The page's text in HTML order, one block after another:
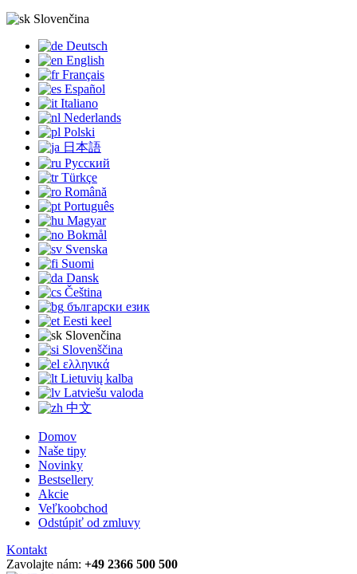
Slovenčina
Deutsch
English
Français
Español
Italiano
Nederlands
Polski
日本語
Русский
Türkçe
Română
Português
Magyar
Bokmål
Svenska
Suomi
Dansk
Čeština
български език
Eesti keel
Slovenčina
Slovenščina
ελληνικά
Lietuvių kalba
Latviešu valoda
中文
Domov
Naše tipy
Novinky
Bestsellery
Akcie
Veľkoobchod
Odstúpiť od zmluvy
Kontakt
Zavolajte nám: +49 2366 500 500